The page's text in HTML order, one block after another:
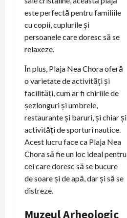
este perfectă pentru familiile
cu copii, cuplurile și
persoanele care doresc să se
relaxeze.
În plus, Plaja Nea Chora oferă
o varietate de activități și
facilități, cum ar fi chiriile de
șezlonguri și umbrele,
restaurante și baruri, și chiar și
activități de sporturi nautice.
Acest lucru face ca Plaja Nea
Chora să fie un loc ideal pentru
cei care doresc să se bucure
de soare și de apă, dar și să se
distreze.
Muzeul Arheologic